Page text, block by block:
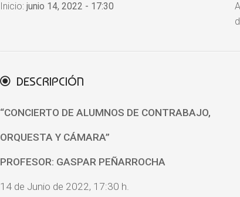
Inicio: junio 14, 2022 - 17:30
DESCRIPCIÓN
“CONCIERTO DE ALUMNOS DE CONTRABAJO,
ORQUESTA Y CÁMARA”
PROFESOR: GASPAR PEÑARROCHA
14 de Junio de 2022, 17:30 h.